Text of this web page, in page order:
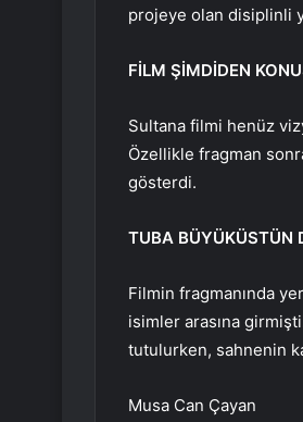
projeye olan disiplinli
FİLM ŞİMDİDEN
Sultana filmi henüz
Özellikle fragman
gösterdi.
TUBA BÜYÜKÜSTÜN
Filmin fragmanında
isimler arasına
tutulurken, sahnenin
Musa Can Çayan